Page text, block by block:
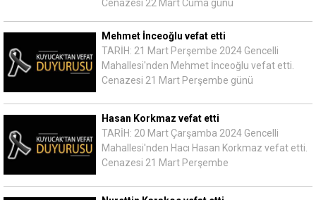
Cenazesi 22 Mart Cuma günü
Mehmet İnceoğlu vefat etti
TARİH: 21 Mart Perşembe 2024 Gencelli
Mahallesi'nden Mehmet İnceoğlu vefat etti.
Cenazesi 21 Mart Perşembe günü
Hasan Korkmaz vefat etti
TARİH: 20 Mart Çarşamba 2024 Gencelli
Mahallesi'nden Hacı Hasan Korkmaz vefat etti.
Cenazesi 21 Mart Perşembe